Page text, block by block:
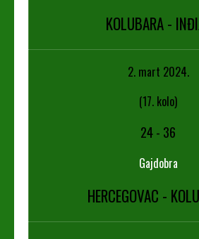
KOLUBARA -
2. mart 2024.
(17. kolo)
24- 36
Gajdobra
HERCEGOVAC -